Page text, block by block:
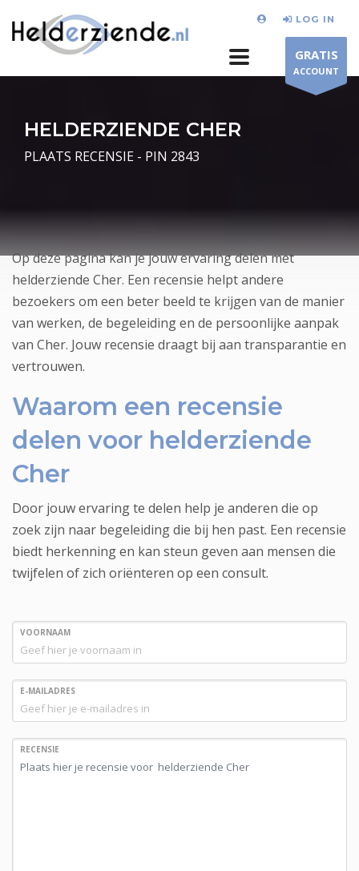
LOG IN
GRATIS
ACCOUNT
HELDERZIENDE CHER
PLAATS RECENSIE - PIN 2843
Op deze pagina kan je jouw ervaring delen met
helderziende Cher. Een recensie helpt andere
bezoekers om een beter beeld te krijgen van de manier
van werken, de begeleiding en de persoonlijke aanpak
van Cher. Jouw recensie draagt bij aan transparantie en
vertrouwen.
Waarom een recensie
delen voor helderziende
Cher
Door jouw ervaring te delen help je anderen die op
zoek zijn naar begeleiding die bij hen past. Een recensie
biedt herkenning en kan steun geven aan mensen die
twijfelen of zich oriënteren op een consult.
VOORNAAM
E-MAILADRES
RECENSIE